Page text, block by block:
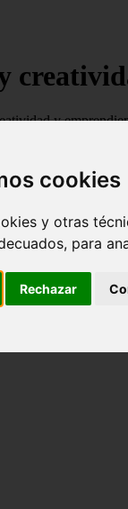
cookies
y otras
para
Rechazar
y